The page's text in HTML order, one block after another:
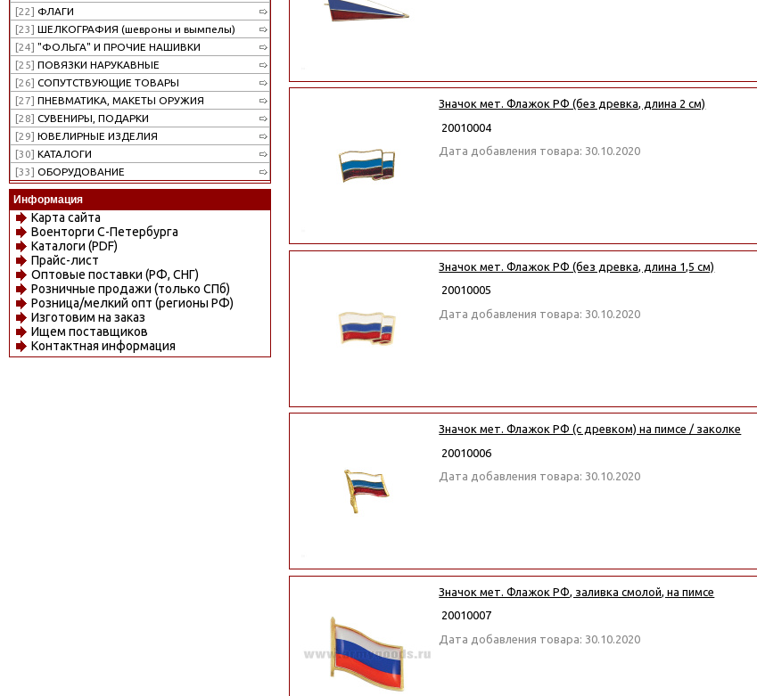
[22] ФЛАГИ
[23] ШЕЛКОГРАФИЯ (шевроны и вымпелы)
[24] "ФОЛЬГА" И ПРОЧИЕ НАШИВКИ
[25] ПОВЯЗКИ НАРУКАВНЫЕ
[26] СОПУТСТВУЮЩИЕ ТОВАРЫ
[27] ПНЕВМАТИКА, МАКЕТЫ ОРУЖИЯ
[28] СУВЕНИРЫ, ПОДАРКИ
[29] ЮВЕЛИРНЫЕ ИЗДЕЛИЯ
[30] КАТАЛОГИ
[33] ОБОРУДОВАНИЕ
Информация
Карта сайта
Военторги С-Петербурга
Каталоги (PDF)
Прайс-лист
Оптовые поставки (РФ, СНГ)
Розничные продажи (только СПб)
Розница/мелкий опт (регионы РФ)
Изготовим на заказ
Ищем поставщиков
Контактная информация
Значок мет. Флажок РФ (без древка, длина 2 см)
20010004
Дата добавления товара: 30.10.2020
Значок мет. Флажок РФ (без древка, длина 1,5 см)
20010005
Дата добавления товара: 30.10.2020
Значок мет. Флажок РФ (с древком) на пимсе / заколке
20010006
Дата добавления товара: 30.10.2020
Значок мет. Флажок РФ, заливка смолой, на пимсе
20010007
Дата добавления товара: 30.10.2020